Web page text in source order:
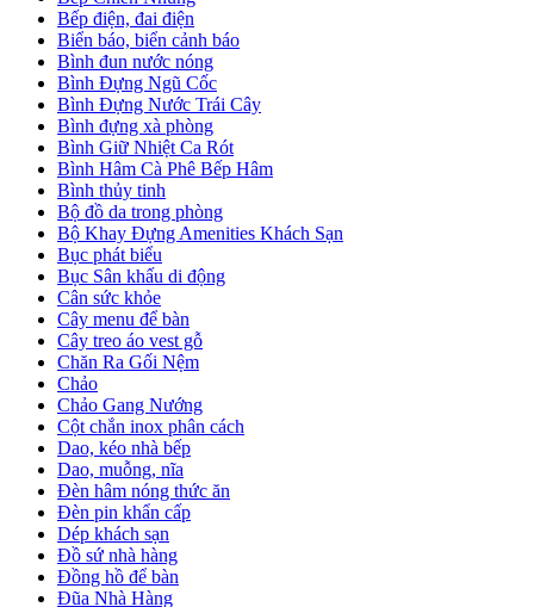
Bếp điện, đai điện
Biển báo, biển cảnh báo
Bình đun nước nóng
Bình Đựng Ngũ Cốc
Bình Đựng Nước Trái Cây
Bình đựng xà phòng
Bình Giữ Nhiệt Ca Rót
Bình Hâm Cà Phê Bếp Hâm
Bình thủy tinh
Bộ đồ da trong phòng
Bộ Khay Đựng Amenities Khách Sạn
Bục phát biểu
Bục Sân khấu di động
Cân sức khỏe
Cây menu để bàn
Cây treo áo vest gỗ
Chăn Ra Gối Nệm
Chảo
Chảo Gang Nướng
Cột chắn inox phân cách
Dao, kéo nhà bếp
Dao, muỗng, nĩa
Đèn hâm nóng thức ăn
Đèn pin khẩn cấp
Dép khách sạn
Đồ sứ nhà hàng
Đồng hồ để bàn
Đũa Nhà Hàng